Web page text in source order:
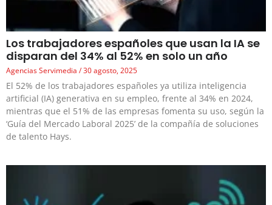
Los trabajadores españoles que usan la IA se
disparan del 34% al 52% en solo un año
Agencias Servimedia 30 agosto, 2025
El 52% de los trabajadores españoles ya utiliza inteligencia
artificial (IA) generativa en su empleo, frente al 34% en 2024,
mientras que el 51% de las empresas fomenta su uso, según la
‘Guía del Mercado Laboral 2025’ de la compañía de soluciones
de talento Hays.